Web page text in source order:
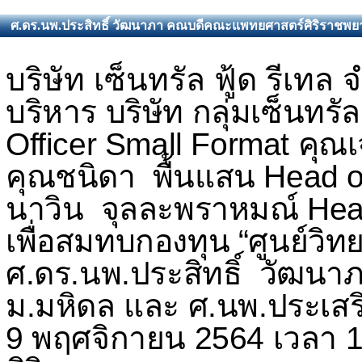
ศ.ดร.นพ.ประสิทธิ์ วัฒนาภา คณบดีคณะแพทยศาสตร์ศิริราชพยา
บริษัท เซ็นทรัล ฟู้ด รีเท
บริหาร บริษัท กลุ่มเซ็นท
Officer Small Format คุณ
คุณชนิดา พื้นแสน Head
นาวิน จุลละพราหมณ์
เพื่อสมทบกองทุน “ศูนย์วิท
ศ.ดร.นพ.ประสิทธิ์ วัฒนา
ม.มหิดล และ ศ.นพ.ประเ
9 พฤศจิกายน 2564 เวลา